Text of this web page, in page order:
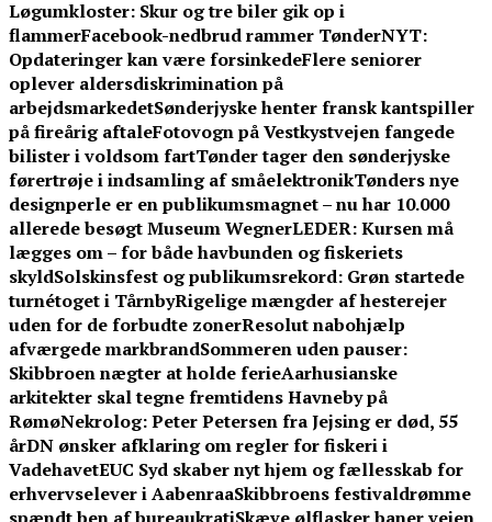
Løgumkloster: Skur og tre biler gik op i
flammerFacebook-nedbrud rammer TønderNYT:
Opdateringer kan være forsinkedeFlere seniorer
oplever aldersdiskrimination på
arbejdsmarkedetSønderjyske henter fransk kantspiller
på fireårig aftaleFotovogn på Vestkystvejen fangede
bilister i voldsom fartTønder tager den sønderjyske
førertrøje i indsamling af småelektronikTønders nye
designperle er en publikumsmagnet – nu har 10.000
allerede besøgt Museum WegnerLEDER: Kursen må
lægges om – for både havbunden og fiskeriets
skyldSolskinsfest og publikumsrekord: Grøn startede
turnétoget i TårnbyRigelige mængder af hesterejer
uden for de forbudte zonerResolut nabohjælp
afværgede markbrandSommeren uden pauser:
Skibbroen nægter at holde ferieAarhusianske
arkitekter skal tegne fremtidens Havneby på
RømøNekrolog: Peter Petersen fra Jejsing er død, 55
årDN ønsker afklaring om regler for fiskeri i
VadehavetEUC Syd skaber nyt hjem og fællesskab for
erhvervselever i AabenraaSkibbroens festivaldrømme